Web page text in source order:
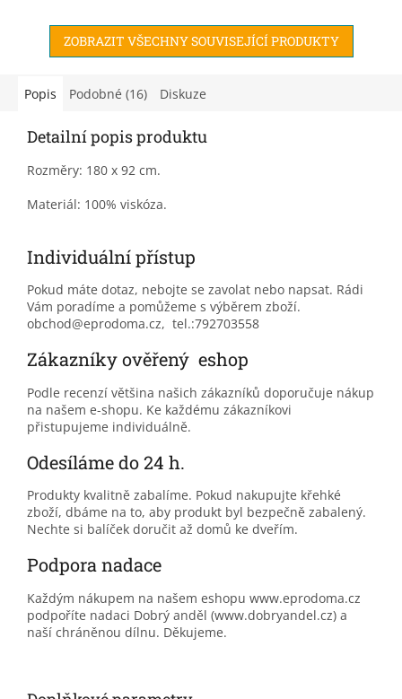
ZOBRAZIT VŠECHNY SOUVISEJÍCÍ PRODUKTY
Popis Podobné (16) Diskuze
Detailní popis produktu
Rozměry: 180 x 92 cm.
Materiál: 100% viskóza.
Individuální přístup
Pokud máte dotaz, nebojte se zavolat nebo napsat. Rádi
Vám poradíme a pomůžeme s výběrem zboží.
obchod@eprodoma.cz, tel.:792703558
Zákazníky ověřený eshop
Podle recenzí většina našich zákazníků doporučuje nákup
na našem e-shopu. Ke každému zákazníkovi
přistupujeme individuálně.
Odesíláme do 24 h.
Produkty kvalitně zabalíme. Pokud nakupujte křehké
zboží, dbáme na to, aby produkt byl bezpečně zabalený.
Nechte si balíček doručit až domů ke dveřím.
Podpora nadace
Každým nákupem na našem eshopu www.eprodoma.cz
podpoříte nadaci Dobrý anděl (www.dobryandel.cz) a
naší chráněnou dílnu. Děkujeme.